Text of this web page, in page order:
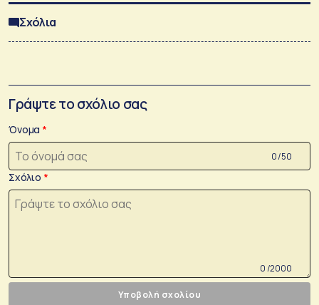
Σχόλια
Γράψτε το σχόλιο σας
Όνομα
0 /50
Σχόλιο
0 /2000
Υποβολή σχολίου